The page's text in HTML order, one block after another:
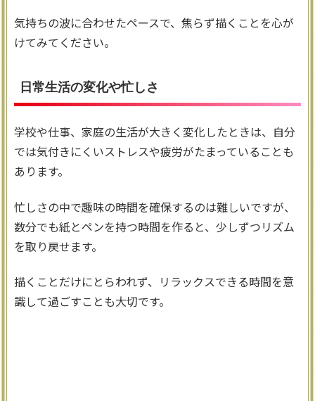
気持ちの波に合わせたペースで、焦らず描くことを心が
けてみてください。
日常生活の変化や忙しさ
学校や仕事、家庭の生活が大きく変化したときは、自分
では気付きにくいストレスや疲労がたまっていることも
あります。
忙しさの中で趣味の時間を確保するのは難しいですが、
数分でも紙とペンを持つ時間を作ると、少しずつリズム
を取り戻せます。
描くことだけにとらわれず、リラックスできる時間を意
識して過ごすことも大切です。